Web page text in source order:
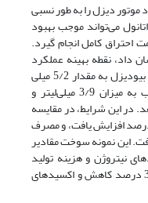
دیزل را به طور نسبی
می‌تواند موجب بهبود
احتراق کامل انجام گیرد.
داد، نقطه بهینه عملکرد
موتور در بار کامل با نمونه سوخت حاوی بیودیزل به مقدار 5/2 میلی
لیتر، اتانول به مقدار 5/11 میلی‌لیتر، آب به میزان 3/9 میلی‌لیتر و
رخ می‌دهد. در این شرایط، در مقایسه
شاهد، توان ترمزی در حدود 79 درصد افزایش یافت، و مصرف
کاهش یافت. این نمونه سوخت مقادیر
نیتروژن و هزینه تولید
انرژی را به ترتیب حدود 54، 33، 29، و 39 درصد کاهش و اکسیدهای